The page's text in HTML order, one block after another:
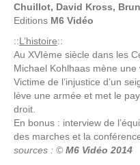
Chuillot, David Kross,
Editions M6 Vidéo
::L’histoire::
Au XVIème siècle dans les
Michael Kohlhaas mène
Victime de l’injustice d’un
lève une armée et met le
droit.
En bonus : interview de
des marches et la
sources : ©M6 Vidéo 2014